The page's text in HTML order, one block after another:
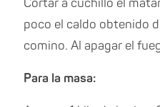
poco el caldo obtenido
comino. Al apagar el
Para la masa: